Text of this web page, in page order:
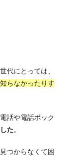
代にとっては、
らなかったりす
話や電話ボック
た。
つからなくて困